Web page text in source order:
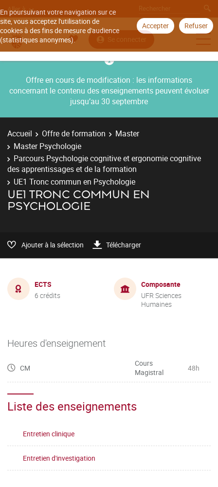
En poursuivant votre navigation sur ce
site, vous acceptez l'utilisation de
cookies à des fins de mesure d'audience
(statistiques anonymes).
Accepter Refuser
Aller à
Se connecter
Offre en cours de modification : les informations
concernant le contenu des enseignements peuvent évoluer
jusqu’au 30 septembre
Accueil Offre de formation
Master
Master Psychologie
Parcours Psychologie cognitive et ergonomie cognitive
des apprentissages et de la formation
UE1 Tronc commun en Psychologie
UE1 TRONC COMMUN EN
PSYCHOLOGIE
Ajouter à la sélection Télécharger
ECTS
6 crédits
Composante
UFR Sciences
Humaines
Heures d'enseignement
CM
Cours
Magistral
48h
Liste des enseignements
Entretien clinique
Entretien d'investigation